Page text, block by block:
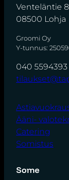
Venteläntie 8
08500 Lohja
Groomi Oy
Y-tunnus:
040 5594393
Ääni-
Catering
Somistus
Some